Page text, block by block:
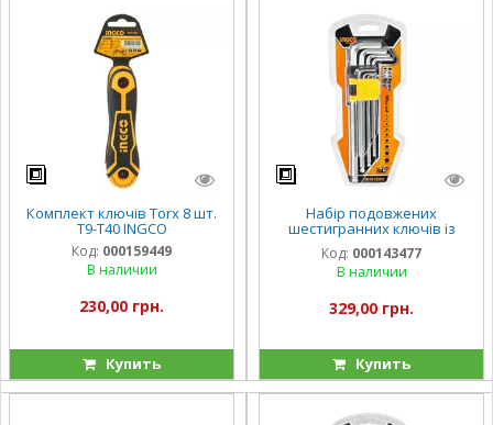
Комплект ключів Torx 8 шт.
Т9-Т40 INGCO
Код: 000159449
В наличии
230,00 грн.
Купить
Набір подовжених
шестигранних ключів із
кулею 9 шт. 1,5–10 мм INGCO
Код: 000143477
В наличии
329,00 грн.
Купить